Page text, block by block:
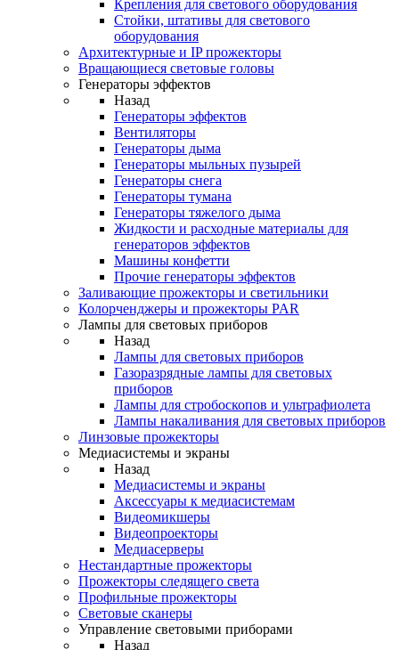
Крепления для светового оборудования
Стойки, штативы для светового
оборудования
Архитектурные и IP прожекторы
Вращающиеся световые головы
Генераторы эффектов
Назад
Генераторы эффектов
Вентиляторы
Генераторы дыма
Генераторы мыльных пузырей
Генераторы снега
Генераторы тумана
Генераторы тяжелого дыма
Жидкости и расходные материалы для
генераторов эффектов
Машины конфетти
Прочие генераторы эффектов
Заливающие прожекторы и светильники
Колорченджеры и прожекторы PAR
Лампы для световых приборов
Назад
Лампы для световых приборов
Газоразрядные лампы для световых
приборов
Лампы для стробоскопов и ультрафиолета
Лампы накаливания для световых приборов
Линзовые прожекторы
Медиасистемы и экраны
Назад
Медиасистемы и экраны
Аксессуары к медиасистемам
Видеомикшеры
Видеопроекторы
Медиасерверы
Нестандартные прожекторы
Прожекторы следящего света
Профильные прожекторы
Световые сканеры
Управление световыми приборами
Назад